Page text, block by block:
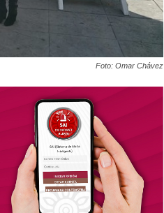
Foto: Omar Chávez